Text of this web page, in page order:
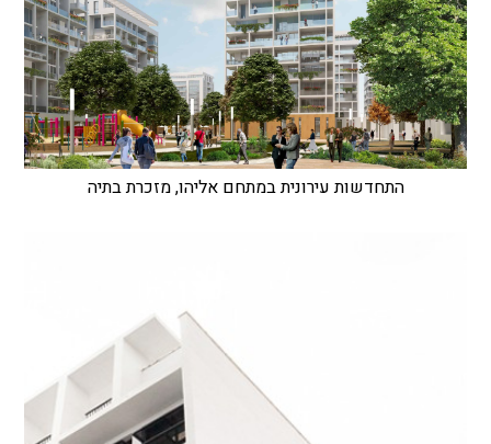
התחדשות עירונית במתחם אליהו, מזכרת בתיה